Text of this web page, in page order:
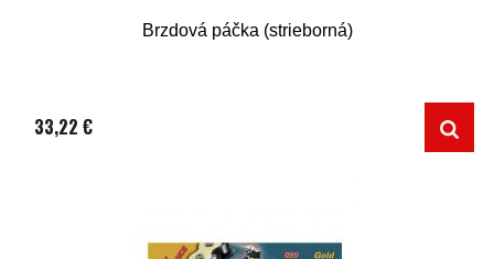
Brzdová páčka (strieborná)
33,22 €